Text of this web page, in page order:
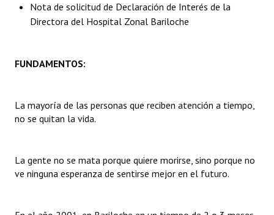
Informes de Unidad Coordinadora
Actas de Audiencias Públicas
Comunicaciones
Resoluciones
Nota de solicitud de Declaración de Interés de la
Directora del Hospital Zonal Bariloche
FUNDAMENTOS:
La mayoría de las personas que reciben atención a tiempo,
no se quitan la vida.
La gente no se mata porque quiere morirse, sino porque no
ve ninguna esperanza de sentirse mejor en el futuro.